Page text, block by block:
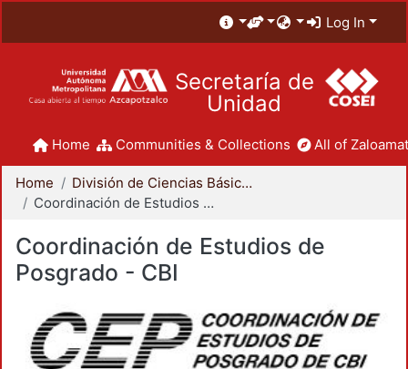
Log In
Secretaría de
Unidad
Home Communities & Collections All of
Home
División de Ciencias Básicas e Ingeniería
Coordinación de Estudios de Posgrado - CBI
Coordinación de Estudios de
Posgrado - CBI